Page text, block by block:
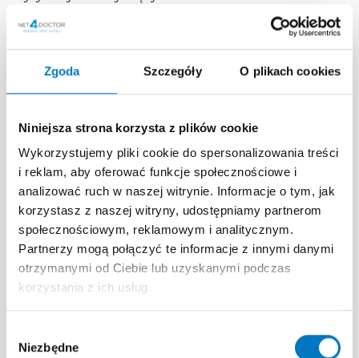
Zgoda Szczegóły O plikach cookies
Niniejsza strona korzysta z plików cookie
Wykorzystujemy pliki cookie do spersonalizowania treści
i reklam, aby oferować funkcje społecznościowe i
analizować ruch w naszej witrynie. Informacje o tym, jak
korzystasz z naszej witryny, udostępniamy partnerom
społecznościowym, reklamowym i analitycznym.
Partnerzy mogą połączyć te informacje z innymi danymi
otrzymanymi od Ciebie lub uzyskanymi podczas
korzystania z ich usług.
zgody
Niezbędne
zamiany leku przy uwzględnieniu zjawisk takich jak
tachyfilaksja czy tolerancja farmakologiczna. W
opracowaniu przedstawiono charakterystykę
dostępnych na rynku cząsteczek, w tym
afliberceptu i brolucyzumabu, w kontekście ich
warstwy elipsoidalnej. Dzięki wskazaniu
konkretnych scenariuszy klinicznych, program
ułatwia lekarzom identyfikację pacjentów typu „late
responders” i optymalizację odstępów między
iniekcjami.
Kluczowe zagadnienia
Strategia switch – zasady zmiany leku po 5–6
iniekcjach.
Biomarkery SD-OCT – znaczenie kliniczne IRF,
Diagnostyka różnicowa – rozpoznawanie PCV